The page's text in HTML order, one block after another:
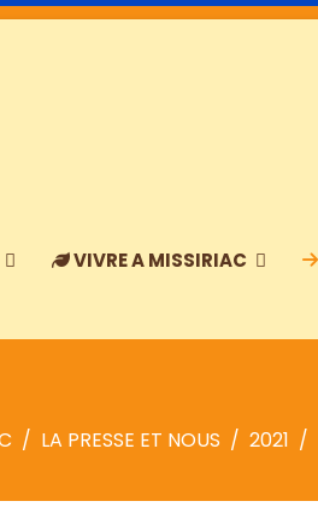
VIVRE A MISSIRIAC
LA PRESSE ET NOUS 2021